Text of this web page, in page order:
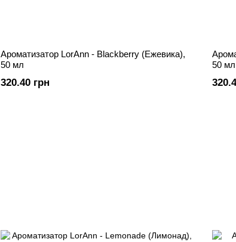
Ароматизатор LorAnn - Blackberry (Ежевика),
50 мл
320.40 грн
50 мл